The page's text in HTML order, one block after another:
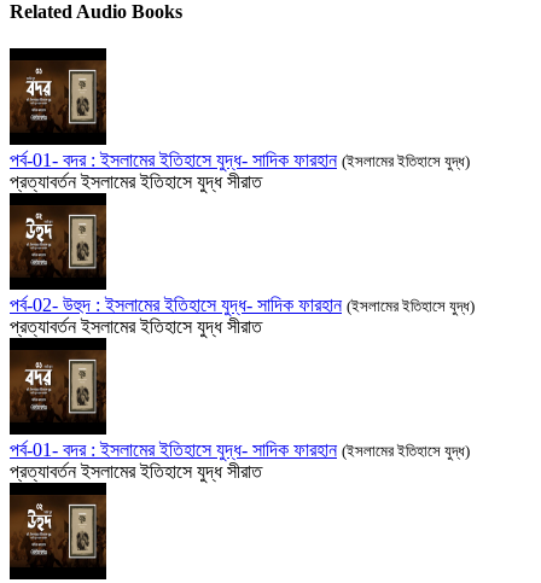
Related Audio Books
পর্ব-01- বদর : ইসলামের ইতিহাসে যুদ্ধ- সাদিক ফারহান (ইসলামের ইতিহাসে যুদ্ধ)
প্রত্যাবর্তন ইসলামের ইতিহাসে যুদ্ধ সীরাত
পর্ব-02- উহুদ : ইসলামের ইতিহাসে যুদ্ধ- সাদিক ফারহান (ইসলামের ইতিহাসে যুদ্ধ)
প্রত্যাবর্তন ইসলামের ইতিহাসে যুদ্ধ সীরাত
পর্ব-01- বদর : ইসলামের ইতিহাসে যুদ্ধ- সাদিক ফারহান (ইসলামের ইতিহাসে যুদ্ধ)
প্রত্যাবর্তন ইসলামের ইতিহাসে যুদ্ধ সীরাত